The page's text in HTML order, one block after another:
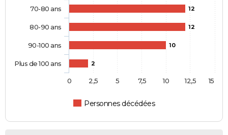
12
12
10
2
Personnes décédées
70-80 ans
80-90 ans
90-100 ans
Plus de 100 ans
0 2,5 5 7,5 10 12,5 15